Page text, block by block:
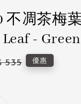
不凋茶梅
Leaf -
535 優惠